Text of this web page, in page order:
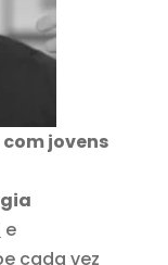
jovens
e
cada vez